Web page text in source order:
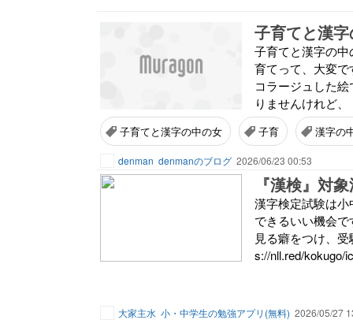
子育てと漢
子育てと漢字の
育てって、大変
コラージュした
りませんけれど
子育てと漢字の中の女 子育 漢字の
denman denmanのブログ 2026/06/23 00:53
『漢検』対
漢字検定試験は
できるいい機会
見る癖をつけ、
s://nll.red/kokugo/
大家主水 小・中学生の勉強アプリ(無料) 2026/05/27